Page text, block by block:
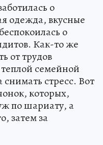
о
одежда, вкусные
о
Как-то же
от трудов
семейной
стресс. Вот
которых,
по шариату, а
затем за